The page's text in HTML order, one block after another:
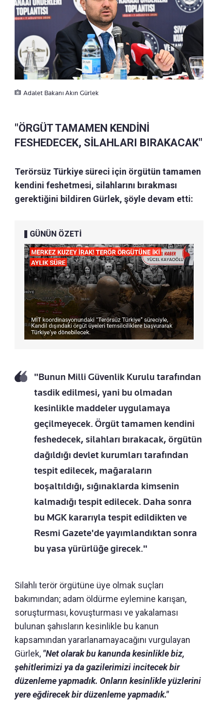
Adalet Bakanı Akın Gürlek
"ÖRGÜT TAMAMEN KENDİNİ
FESHEDECEK, SİLAHLARI BIRAKACAK"
Terörsüz Türkiye süreci için örgütün tamamen
kendini feshetmesi, silahlarını bırakması
gerektiğini bildiren Gürlek, şöyle devam etti:
GÜNÜN ÖZETİ
"Bunun Milli Güvenlik Kurulu tarafından
tasdik edilmesi, yani bu olmadan
kesinlikle maddeler uygulamaya
geçilmeyecek. Örgüt tamamen kendini
feshedecek, silahları bırakacak, örgütün
dağıldığı devlet kurumları tarafından
tespit edilecek, mağaraların
boşaltıldığı, sığınaklarda kimsenin
kalmadığı tespit edilecek. Daha sonra
bu MGK kararıyla tespit edildikten ve
Resmi Gazete'de yayımlandıktan sonra
bu yasa yürürlüğe girecek."
Silahlı terör örgütüne üye olmak suçları
bakımından; adam öldürme eylemine karışan,
soruşturması, kovuşturması ve yakalaması
bulunan şahısların kesinlikle bu kanun
kapsamından yararlanamayacağını vurgulayan
Gürlek, "Net olarak bu kanunda kesinlikle biz,
şehitlerimizi ya da gazilerimizi incitecek bir
düzenleme yapmadık. Onların kesinlikle yüzlerini
yere eğdirecek bir düzenleme yapmadık."